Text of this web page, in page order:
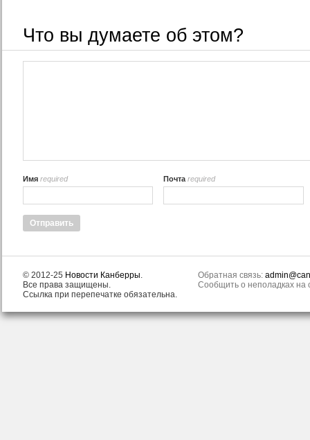
Что вы думаете об этом?
Имя required Почтаrequired
© 2012-25 Новости Канберры.
Все права защищены.
Ссылка при перепечатке обязательна.
Обратная связь:
Сообщить о неполадках на